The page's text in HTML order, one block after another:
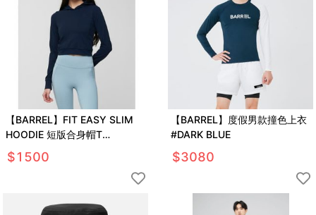
【BARREL】FIT EASY SLIM
HOODIE 短版合身帽T
#NEUTRAL NAVY
$1500
【BARREL】度假男款撞色上衣
#DARK BLUE
$3080